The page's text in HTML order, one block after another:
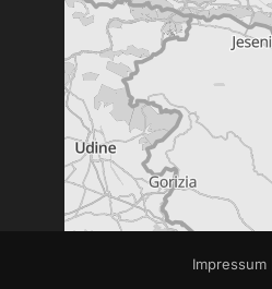
Impressum|